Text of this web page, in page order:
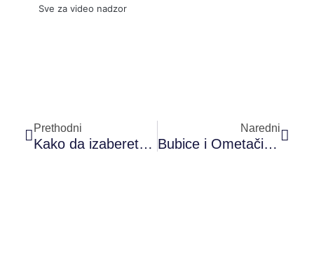
Sve za video nadzor
Prethodni
Kako da izaberete kapije i ograde za dvorište?
Naredni
Bubice i Ometači: Sve što Treba da Znate